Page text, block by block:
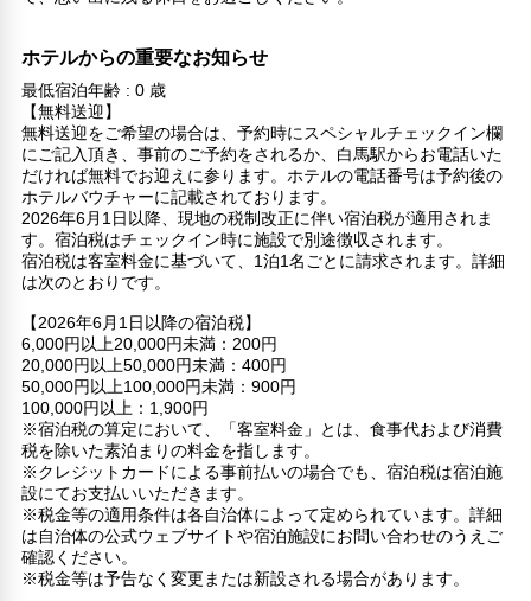
ホテルからの重要なお知らせ
最低宿泊年齢 : 0 歳
【無料送迎】
無料送迎をご希望の場合は、予約時にスペシャルチェックイン欄
にご記入頂き、事前のご予約をされるか、白馬駅からお電話いた
だければ無料でお迎えに参ります。ホテルの電話番号は予約後の
ホテルバウチャーに記載されております。
2026年6月1日以降、現地の税制改正に伴い宿泊税が適用されま
す。宿泊税はチェックイン時に施設で別途徴収されます。
宿泊税は客室料金に基づいて、1泊1名ごとに請求されます。詳細
は次のとおりです。
【2026年6月1日以降の宿泊税】
6,000円以上20,000円未満：200円
20,000円以上50,000円未満：400円
50,000円以上100,000円未満：900円
100,000円以上：1,900円
※宿泊税の算定において、「客室料金」とは、食事代および消費
税を除いた素泊まりの料金を指します。
※クレジットカードによる事前払いの場合でも、宿泊税は宿泊施
設にてお支払いいただきます。
※税金等の適用条件は各自治体によって定められています。詳細
は自治体の公式ウェブサイトや宿泊施設にお問い合わせのうえご
確認ください。
※税金等は予告なく変更または新設される場合があります。